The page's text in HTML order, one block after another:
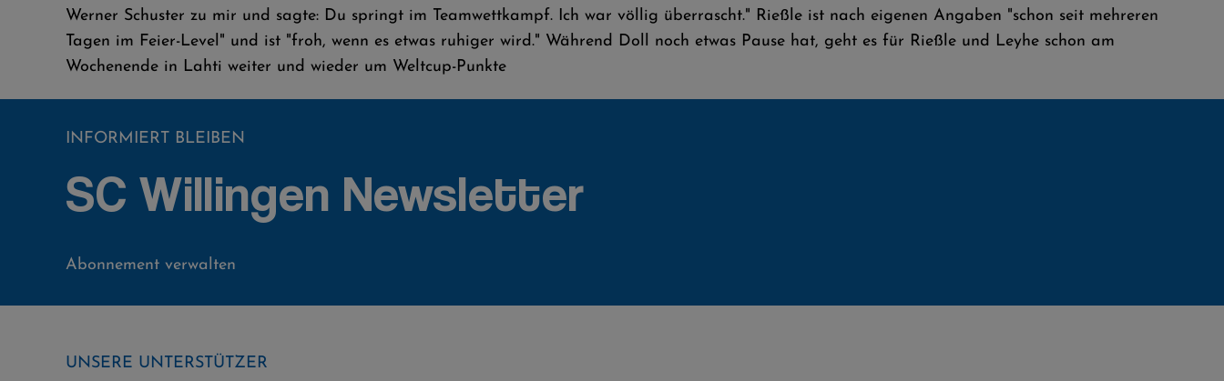
Werner Schuster zu mir und sagte: Du springt im Teamwettkampf. Ich war völlig überrascht." Rießle ist nach eigenen Angaben "schon seit mehreren
Tagen im Feier-Level" und ist "froh, wenn es etwas ruhiger wird." Während Doll noch etwas Pause hat, geht es für Rießle und Leyhe schon am
Wochenende in Lahti weiter und wieder um Weltcup-Punkte
INFORMIERT BLEIBEN
SC Willingen Newsletter
Abonnement verwalten
UNSERE UNTERSTÜTZER